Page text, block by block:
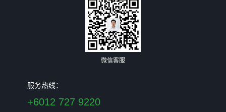
微信客服
服务热线：
+6012 727 9220